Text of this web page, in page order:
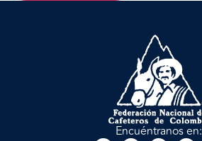
Encuéntranos en: